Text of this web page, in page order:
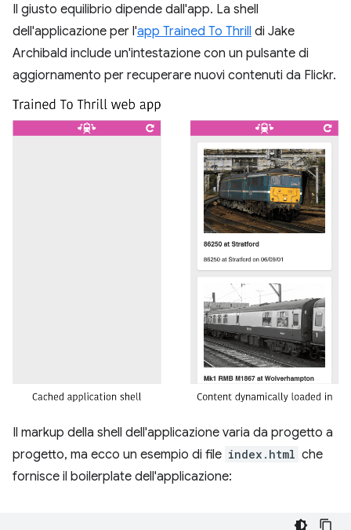
Il giusto equilibrio dipende dall'app. La shell
dell'applicazione per l'app Trained To Thrill di Jake
Archibald include un'intestazione con un pulsante di
aggiornamento per recuperare nuovi contenuti da Flickr.
Il markup della shell dell'applicazione varia da progetto a
progetto, ma ecco un esempio di file index.html che
fornisce il boilerplate dell'applicazione: